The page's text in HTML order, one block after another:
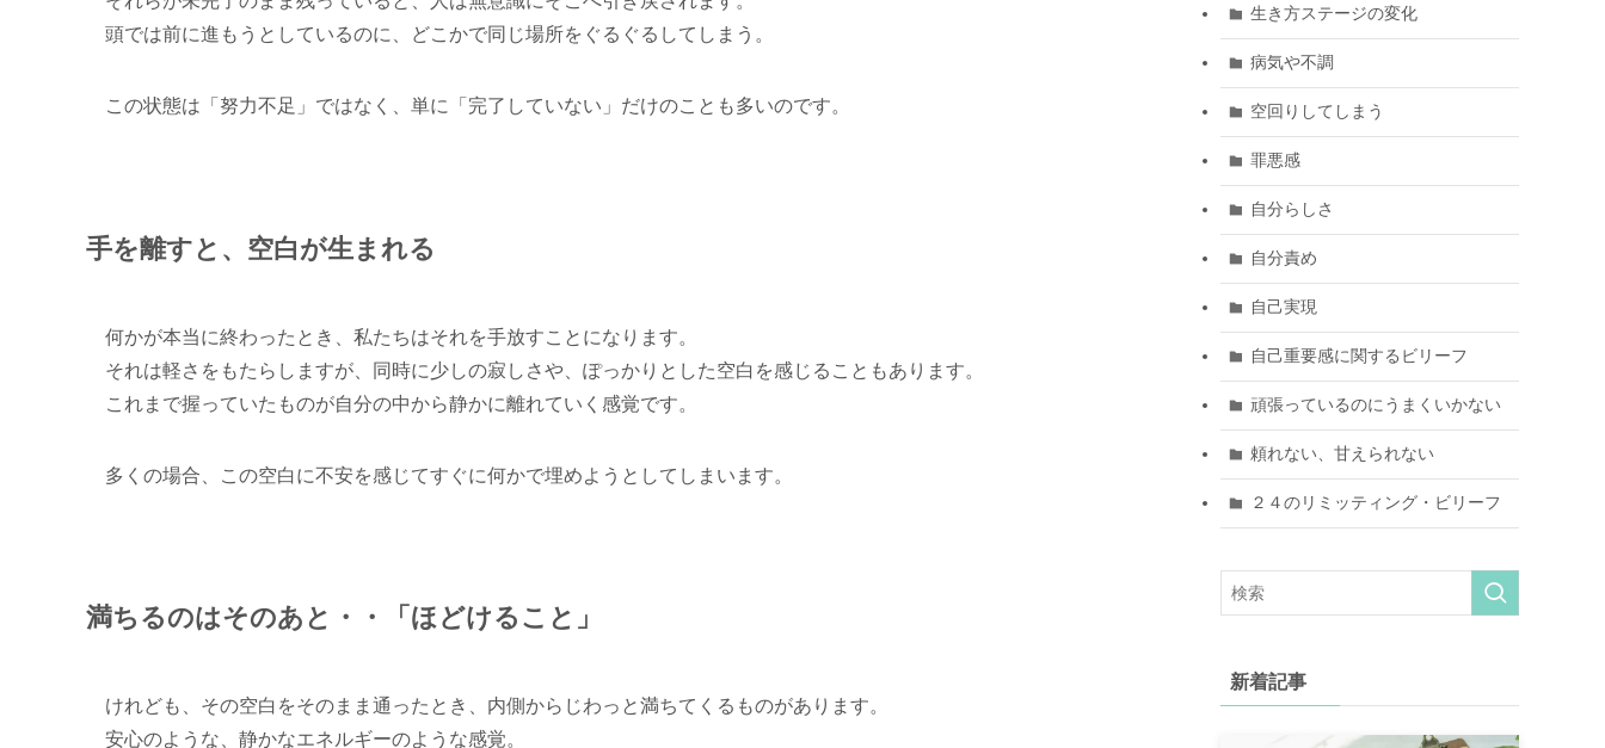
頭では前に進もうとしているのに、どこかで同じ場所をぐるぐるしてしまう。
この状態は「努力不足」ではなく、単に「完了していない」だけのことも多いのです。
手を離すと、空白が生まれる
何かが本当に終わったとき、私たちはそれを手放すことになります。
それは軽さをもたらしますが、同時に少しの寂しさや、ぽっかりとした空白を感じることもあります。
これまで握っていたものが自分の中から静かに離れていく感覚です。
多くの場合、この空白に不安を感じてすぐに何かで埋めようとしてしまいます。
満ちるのはそのあと・・「ほどけること」
けれども、その空白をそのまま通ったとき、内側からじわっと満ちてくるものがあります。
安心のような、静かなエネルギーのような感覚。
生き方ステージの変化
病気や不調
空回りしてしまう
罪悪感
自分らしさ
自分責め
自己実現
自己重要感に関するビリーフ
頑張っているのにうまくいかない
頼れない、甘えられない
２４のリミッティング・ビリーフ
新着記事